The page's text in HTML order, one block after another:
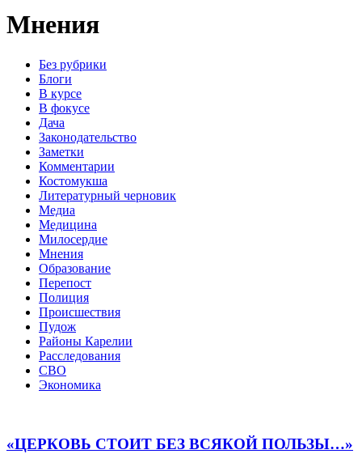
Мнения
Без рубрики
Блоги
В курсе
В фокусе
Дача
Законодательство
Заметки
Комментарии
Костомукша
Литературный черновик
Медиа
Медицина
Милосердие
Мнения
Образование
Перепост
Полиция
Происшествия
Пудож
Районы Карелии
Расследования
СВО
Экономика
«ЦЕРКОВЬ СТОИТ БЕЗ ВСЯКОЙ ПОЛЬЗЫ…»